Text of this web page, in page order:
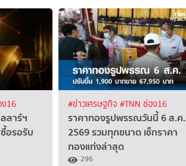
16
ลาร์ฯ
อรอรับ
#ข่าวเศรษฐกิจ #TNN ช่อง16
ราคาทองรูปพรรณวันนี้ 6 ส.ค.
2569 รวมทุกขนาด เช็กราคา
ทองแท่งล่าสุด
296